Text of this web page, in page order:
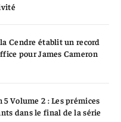
Cendre établit un record
pour James Cameron
5 Volume 2 : Les prémices
dans le final de la série